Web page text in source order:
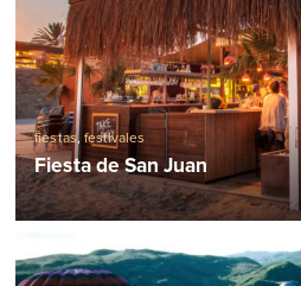
fiestas, festivales
Fiesta de San Juan